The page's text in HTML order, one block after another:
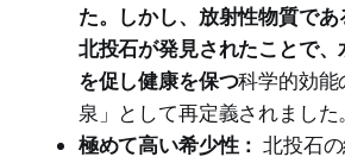
た。しかし、放射性物質で
北投石が発見されたことで
を促し健康を保つ科学的効能
泉」として再定義されました。
極めて高い希少性： 北投石